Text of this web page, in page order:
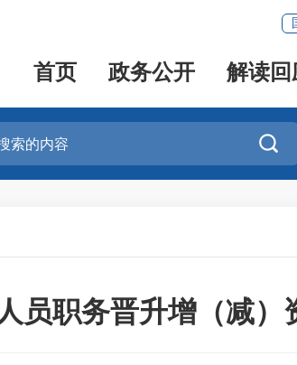
首页 政务公开 解读回

员职务晋升增（减）